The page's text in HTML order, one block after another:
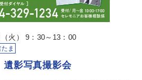
火） 9：30～13：00
ま
影写真撮影会